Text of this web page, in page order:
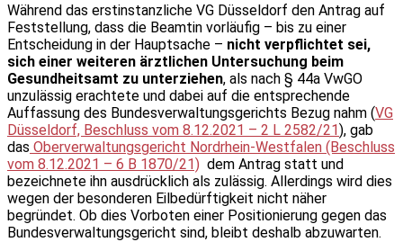
Während das erstinstanzliche VG Düsseldorf den Antrag auf
Feststellung, dass die Beamtin vorläufig – bis zu einer
Entscheidung in der Hauptsache – nicht verpflichtet sei,
sich einer weiteren ärztlichen Untersuchung beim
Gesundheitsamt zu unterziehen, als nach § 44a VwGO
unzulässig erachtete und dabei auf die entsprechende
Auffassung des Bundesverwaltungsgerichts Bezug nahm (VG
Düsseldorf, Beschluss vom 8.12.2021 – 2 L 2582/21), gab
das Oberverwaltungsgericht Nordrhein-Westfalen (Beschluss
vom 8.12.2021 – 6 B 1870/21) dem Antrag statt und
bezeichnete ihn ausdrücklich als zulässig. Allerdings wird dies
wegen der besonderen Eilbedürftigkeit nicht näher
begründet. Ob dies Vorboten einer Positionierung gegen das
Bundesverwaltungsgericht sind, bleibt deshalb abzuwarten.